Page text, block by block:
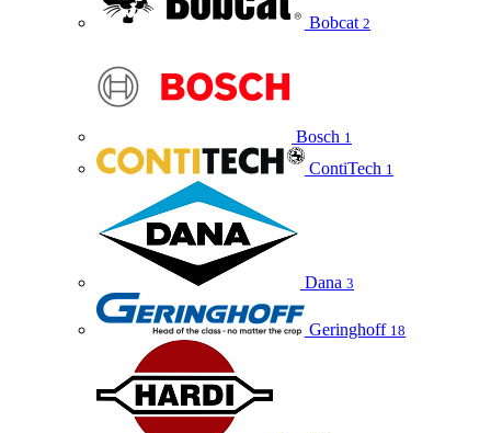
Bobcat 2
Bosch 1
ContiTech 1
Dana 3
Geringhoff 18